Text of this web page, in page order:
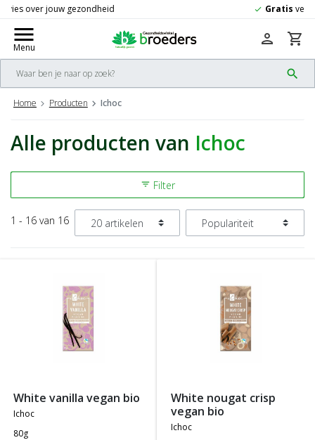
check Gratis
menu
Menu
search
person shopping_cart
Home Producten Ichoc
Alle producten van Ichoc
filter_list Filter
1 - 16 van 16
white vanilla vegan bio
ichoc
80g
white nougat crisp
vegan bio
ichoc